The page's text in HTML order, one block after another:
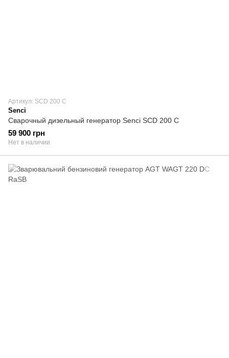
Артикул: SCD 200 C
Senci
Сварочный дизельный генератор Senci SCD 200 C
59 900 грн
Нет в наличии